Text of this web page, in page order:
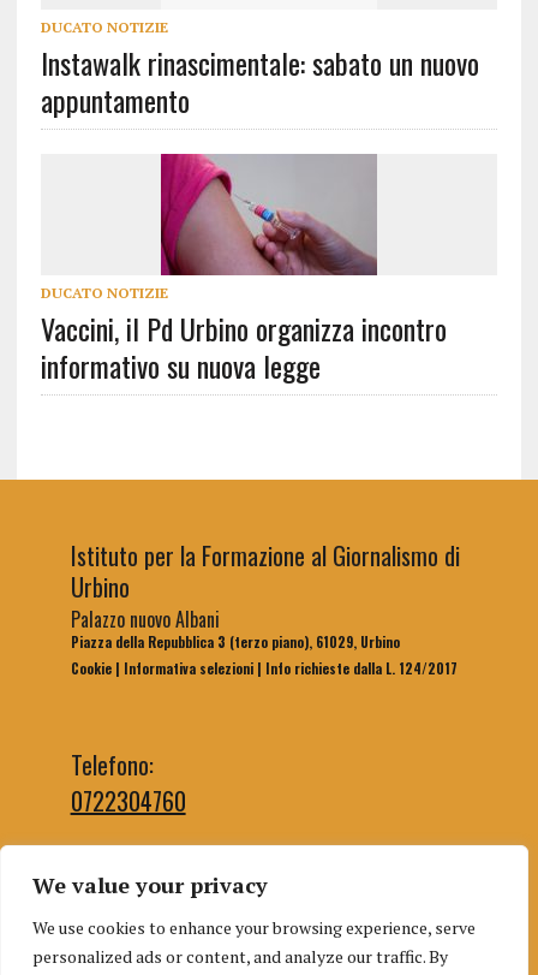
We value your privacy
We use cookies to enhance your browsing experience, serve
personalized ads or content, and analyze our traffic. By
DUCATO NOTIZIE
Instawalk rinascimentale: sabato un nuovo
appuntamento
DUCATO NOTIZIE
Vaccini, il Pd Urbino organizza incontro
informativo su nuova legge
Istituto per la Formazione al Giornalismo di
Urbino
Palazzo nuovo Albani
Piazza della Repubblica 3 (terzo piano), 61029, Urbino
Cookie| Informativa selezioni| Info richieste dalla L. 124/2017
Telefono:
0722304760
Email segreteria:
segreteriaifg@uniurb.it